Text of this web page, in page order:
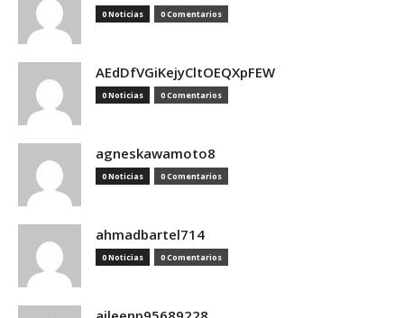
0 Noticias 0 Comentarios
AEdDfVGiKejyCltOEQXpFEW
0 Noticias 0 Comentarios
agneskawamoto8
0 Noticias 0 Comentarios
ahmadbartel714
0 Noticias 0 Comentarios